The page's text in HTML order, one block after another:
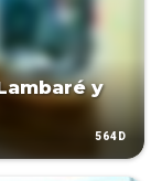
y
564D